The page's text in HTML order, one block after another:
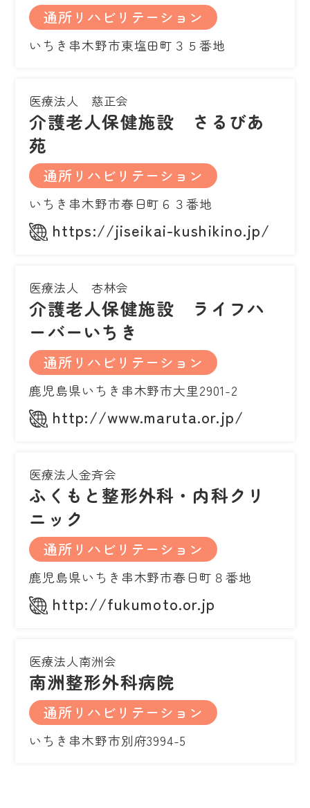
通所リハビリテーション
いちき串木野市東塩田町３５番地
医療法人 慈正会
介護老人保健施設 さるびあ
苑
通所リハビリテーション
いちき串木野市春日町６３番地
https://jiseikai-kushikino.jp/
医療法人 杏林会
介護老人保健施設 ライフハ
ーバーいちき
通所リハビリテーション
鹿児島県いちき串木野市大里2901-2
http://www.maruta.or.jp/
医療法人金斉会
ふくもと整形外科・内科クリ
ニック
通所リハビリテーション
鹿児島県いちき串木野市春日町８番地
http://fukumoto.or.jp
医療法人南洲会
南洲整形外科病院
通所リハビリテーション
いちき串木野市別府3994-5